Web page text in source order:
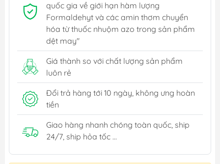
quốc gia về giới hạn hàm lượng
Formaldehyt và các amin thơm chuyển
hóa từ thuốc nhuộm azo trong sản phẩm
dệt may"
Giá thành so với chất lượng sản phẩm
luôn rẻ
Đổi trả hàng tới 10 ngày, không ưng hoàn
tiền
Giao hàng nhanh chóng toàn quốc, ship
24/7, ship hỏa tốc ...